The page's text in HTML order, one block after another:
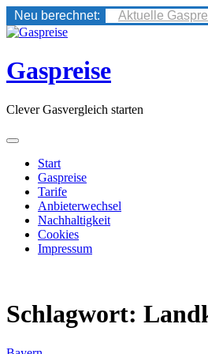
Neu berechnet: Aktuelle
Skip
content
Gaspreise
Clever Gasvergleich starten
Start
Gaspreise
Tarife
Anbieterwechsel
Nachhaltigkeit
Cookies
Impressum
Schlagwort: